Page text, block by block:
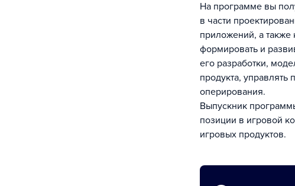
На программе вы
в части
приложений, а также
формировать и
его разработки,
продукта,
оперирования.
Выпускник
позиции в игровой
игровых продуктов.